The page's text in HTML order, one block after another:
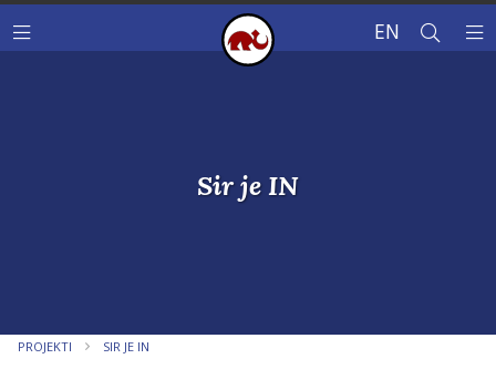
EN
Sir je IN
PROJEKTI SIR JE IN